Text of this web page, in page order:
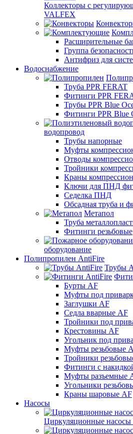
Коллекторы с
VALFEX
Расширительные
Группа
Антифриз для
Водоснабжение
Труба PPR FERAT
Фитинги PPR
Трубы PPR Blue
Фитинги PPR Blue
водопровод
Трубы напорные
Муфты
Отводы
Тройники
Краны
Ключи для ПНД
Седелка ПНД
Обсадная труба и
Метапол
Труба
Фитинги резьбовые
оборудование
Полипропилен AntiFire
Трубы
Бурты AF
Муфты под
Заглушки AF
Седла вварные AF
Тройники под
Крестовины AF
Угольник под
Муфты резьбовые
Тройники
Фитинги с
Муфты разъемные
Угольники
Краны шаровые AF
Насосы
Циркуляционные